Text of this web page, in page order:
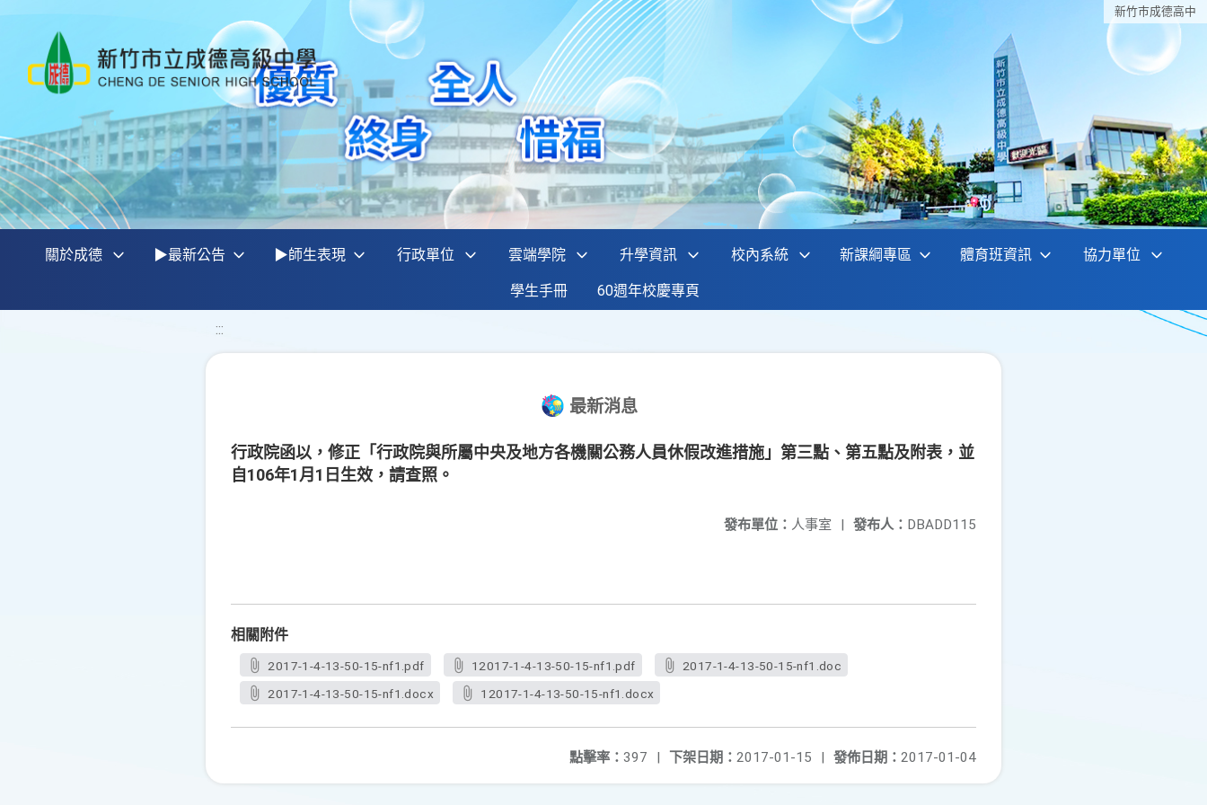
新竹巿成德高中
關於成德 ▶最新公告 ▶師生表現 行政單位 雲端學院 升學資訊 校內系統 新課綱專區 體育班資訊 協力單位
學生手冊 60週年校慶專頁
:::
最新消息
行政院函以，修正「行政院與所屬中央及地方各機關公務人員休假改進措施」第三點、第五點及附表，並
自106年1月1日生效，請查照。
發布人： DBADD115
發布單位： 人事室 |
相關附件
2017-1-4-13-50-15-nf1.pdf 12017-1-4-13-50-15-nf1.pdf
2017-1-4-13-50-15-nf1.doc
2017-1-4-13-50-15-nf1.docx
12017-1-4-13-50-15-nf1.docx
發佈日期： 2017-01-04
下架日期： 2017-01-15 |
點擊率： 397 |